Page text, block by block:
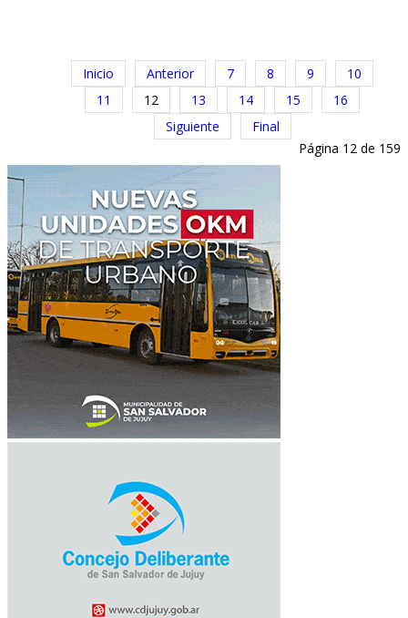
Inicio Anterior 7 8 9
10
11
12 13 14 15
16
Siguiente
Final
Página 12 de 159